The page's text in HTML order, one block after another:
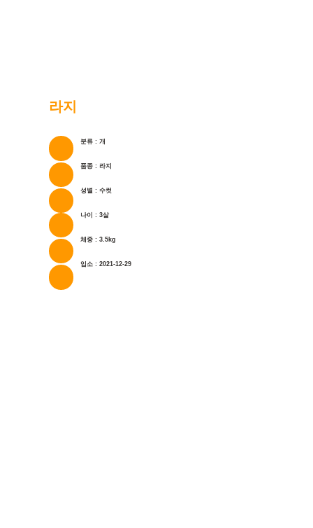
라지
분류 : 개
품종 : 라지
성별 : 수컷
나이 : 3살
체중 : 3.5kg
입소 : 2021-12-29